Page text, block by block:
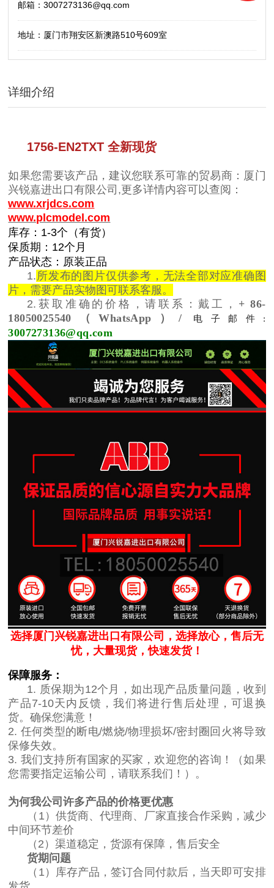
邮箱：3007273136@qq.com
地址：厦门市翔安区新澳路510号609室
详细介绍
1756-EN2TXT 全新现货
如果您需要该产品，建议您联系可靠的贸易商：厦门
兴锐嘉进出口有限公司,更多详情内容可以查阅：
www.xrjdcs.com
www.plcmodel.com
库存：1-3个（有货）
保质期：12个月
产品状态：原装正品
1. 所发布的图片仅供参考，无法全部对应准确图
片，需要产品实物图可联系客服。
2.获取准确的价格，请联系：戴工， + 86-
18050025540（WhatsApp）/
电子邮件:
3007273136@qq.com
选择厦门兴锐嘉进出口有限公司，选择放心，售后无
忧，大量现货，快速发货！
保障服务：
1. 质保期为12个月，如出现产品质量问题，收到
产品7-10天内反馈，我们将进行售后处理，可退换
货。确保您满意！
2. 任何类型的断电/燃烧/物理损坏/密封圈回火将导致
保修失效。
3. 我们支持所有国家的买家，欢迎您的咨询！（如果
您需要指定运输公司，请联系我们！）。
为何我公司许多产品的价格更优惠
（1）供货商、代理商、厂家直接合作采购，减少
中间环节差价
（2）渠道稳定，货源有保障，售后安全
货期问题
（1）库存产品，签订合同付款后，当天即可安排